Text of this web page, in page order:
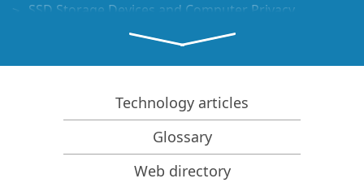
SSD Storage Devices and Computer Privacy
Data Recovery Guide
파일 복구 소프트웨어. 왜 R-Studio인가?
포렌식 및 데이터 복구 비즈니스를 위한 R-Studio
R-STUDIO Review on TopTenReviews
TRIM/UNMAP 명령을 지원하는 SSD 및 기타 장치에 대한
Technology articles
Glossary
Web directory